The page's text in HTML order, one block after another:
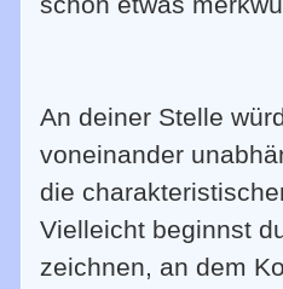
An deiner Stelle
voneinander
die
Vielleicht beginnst
zeichnen, an dem